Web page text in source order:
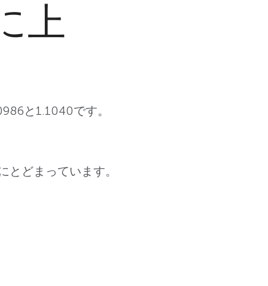
上
と1.1040です。
どまっています。